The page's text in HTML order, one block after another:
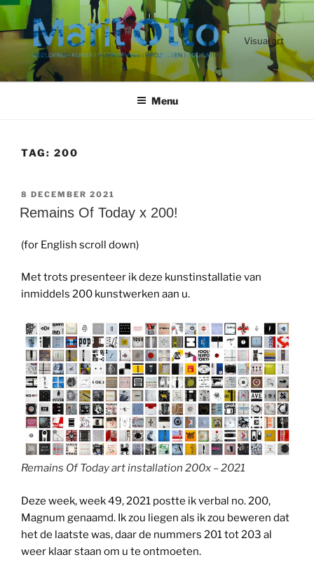
Ga
naar
de
Visual art
Menu
TAG: 200
GEPLAATST
OP
8 DECEMBER 2021
Remains Of Today x 200!
(for English scroll down)
Met trots presenteer ik deze kunstinstallatie van
inmiddels 200 kunstwerken aan u.
Remains Of Today art installation 200x – 2021
Deze week, week 49, 2021 postte ik verbal no. 200,
Magnum genaamd. Ik zou liegen als ik zou beweren dat
het de laatste was, daar de nummers 201 tot 203 al
weer klaar staan om u te ontmoeten.